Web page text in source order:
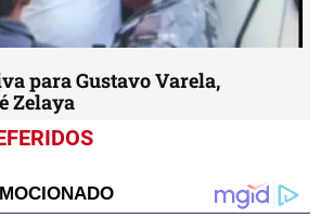
para Gustavo Varela,
Zelaya